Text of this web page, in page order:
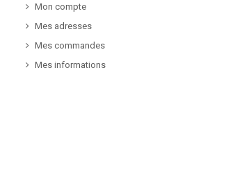
Mon compte
Mes adresses
Mes commandes
Mes informations